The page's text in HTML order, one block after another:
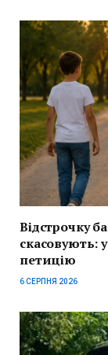
Відстрочку
скасовують:
петицію
6 СЕРПНЯ 2026